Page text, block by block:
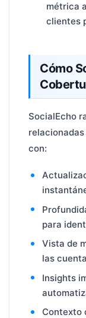
métrica
clientes
Cómo
SocialEcho
con:
para
Vista de
las
Insights
Contexto